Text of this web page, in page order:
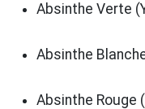
Absinthe Verte
Absinthe
Absinthe Rouge